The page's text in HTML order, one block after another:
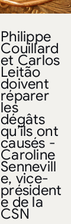
Philippe
Couillard
et Carlos
Leitão
doivent
réparer
les
dégâts
qu’ils ont
causés -
Caroline
Sennevill
e, vice-
président
e de la
CSN